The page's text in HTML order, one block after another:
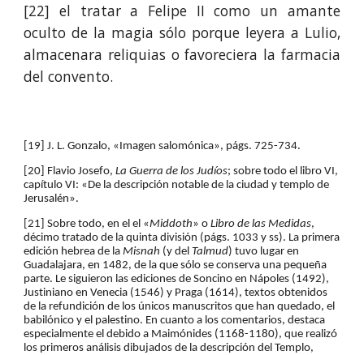
[22] el tratar a Felipe II como un amante
oculto de la magia sólo porque leyera a Lulio,
almacenara reliquias o favoreciera la farmacia
del convento.
[19] J. L. Gonzalo, «Imagen salomónica», págs. 725-734.
[20] Flavio Josefo, La Guerra de los Judíos; sobre todo el libro VI,
capítulo VI: «De la descripción notable de la ciudad y templo de
Jerusalén».
[21] Sobre todo, en el el «Middoth» o Libro de las Medidas,
décimo tratado de la quinta división (págs. 1033 y ss). La primera
edición hebrea de la Misnah (y del Talmud) tuvo lugar en
Guadalajara, en 1482, de la que sólo se conserva una pequeña
parte. Le siguieron las ediciones de Soncino en Nápoles (1492),
Justiniano en Venecia (1546) y Praga (1614), textos obtenidos
de la refundición de los únicos manuscritos que han quedado, el
babilónico y el palestino. En cuanto a los comentarios, destaca
especialmente el debido a Maimónides (1168-1180), que realizó
los primeros análisis dibujados de la descripción del Templo,